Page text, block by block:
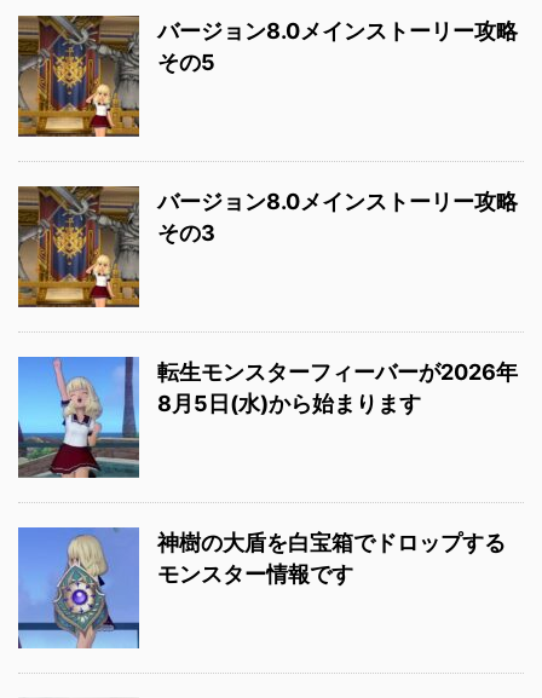
バージョン8.0メインストーリー攻略
その5
バージョン8.0メインストーリー攻略
その3
転生モンスターフィーバーが2026年
8月5日(水)から始まります
神樹の大盾を白宝箱でドロップする
モンスター情報です